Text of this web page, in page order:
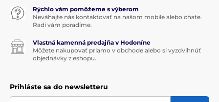
Rýchlo vám pomôžeme s výberom
Neváhajte nás kontaktovať na našom mobile alebo chate.
Radi vám poradíme.
Vlastná kamenná predajňa v Hodoníne
Môžete nakupovať priamo v obchode alebo si vyzdvihnúť
objednávky z eshopu.
Prihláste sa do newsletteru